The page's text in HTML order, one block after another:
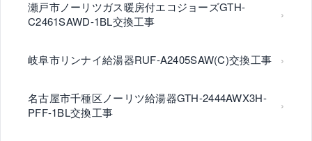
瀬戸市ノーリツガス暖房付エコジョーズGTH-
C2461SAWD-1BL交換工事
岐阜市リンナイ給湯器RUF-A2405SAW(C)交換工事
名古屋市千種区ノーリツ給湯器GTH-2444AWX3H-
PFF-1BL交換工事